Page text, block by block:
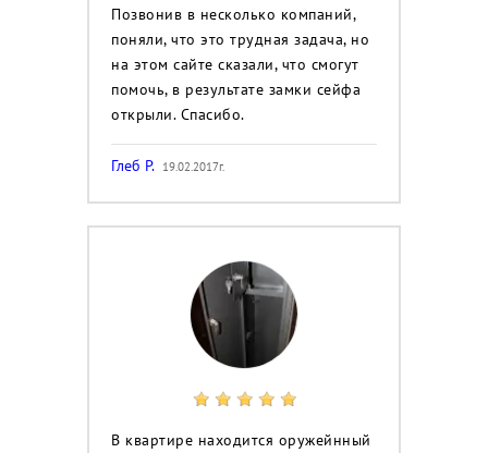
Позвонив в несколько компаний,
поняли, что это трудная задача, но
на этом сайте сказали, что смогут
помочь, в результате замки сейфа
открыли. Спасибо.
Глеб Р. 19.02.2017г.
В квартире находится оружейнный